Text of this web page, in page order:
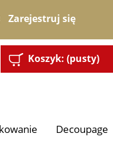
Zarejestruj się
Koszyk: (pusty)
Decoupage